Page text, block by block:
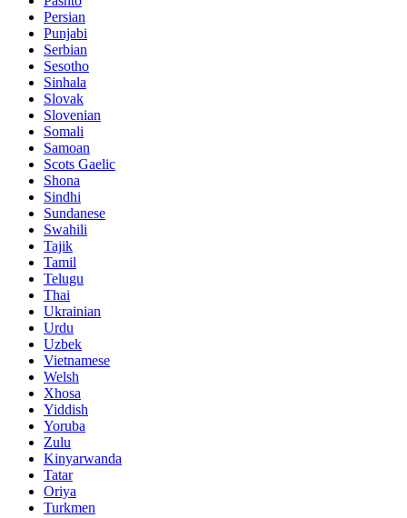
Persian
Punjabi
Serbian
Sesotho
Sinhala
Slovak
Slovenian
Somali
Samoan
Scots Gaelic
Shona
Sindhi
Sundanese
Swahili
Tajik
Tamil
Telugu
Thai
Ukrainian
Urdu
Uzbek
Vietnamese
Welsh
Xhosa
Yiddish
Yoruba
Zulu
Kinyarwanda
Tatar
Oriya
Turkmen